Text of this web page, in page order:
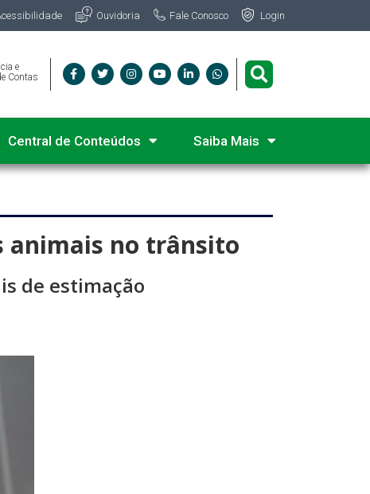
Ouvidoria Fale Conosco Login
e
Contas
Central de Conteúdos Saiba Mais
animais no trânsito
de estimação